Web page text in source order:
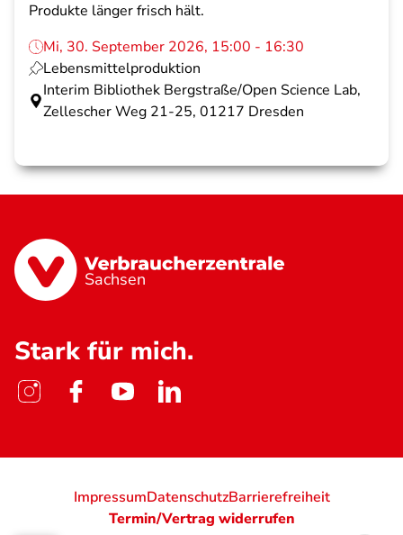
Produkte länger frisch hält.
Mi, 30. September 2026, 15:00 - 16:30
Lebensmittelproduktion
Interim Bibliothek Bergstraße/Open Science Lab,
Zellescher Weg 21-25, 01217 Dresden
Sachsen
Stark für mich.
ImpressumDatenschutzBarrierefreiheit
Termin/Vertrag widerrufen